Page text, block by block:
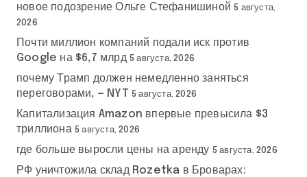
новое подозрение Ольге Стефанишиной 5 августа,
2026
Почти миллион компаний подали иск против
Google на $6,7 млрд 5 августа, 2026
почему Трамп должен немедленно заняться
переговорами, — NYT 5 августа, 2026
Капитализация Amazon впервые превысила $3
триллиона 5 августа, 2026
где больше выросли цены на аренду 5 августа, 2026
РФ уничтожила склад Rozetka в Броварах: